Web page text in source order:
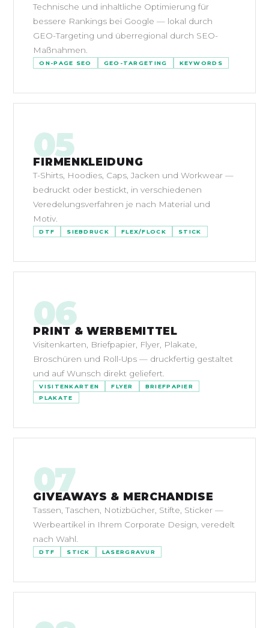
Technische und inhaltliche Optimierung für
bessere Rankings bei Google — lokal durch
GEO-Targeting und überregional durch SEO-
Maßnahmen.
ON-PAGE SEO GEO-TARGETING KEYWORDS
05
FIRMENKLEIDUNG
T-Shirts, Hoodies, Caps, Jacken und Workwear —
bedruckt oder bestickt, in verschiedenen
Veredelungsverfahren je nach Material und
Motiv.
DTF SIEBDRUCK FLEX/FLOCK STICK
06
PRINT & WERBEMITTEL
Visitenkarten, Briefpapier, Flyer, Plakate,
Broschüren und Roll-Ups — druckfertig gestaltet
und auf Wunsch direkt geliefert.
VISITENKARTEN FLYER
BRIEFPAPIER
PLAKATE
07
GIVEAWAYS & MERCHANDISE
Tassen, Taschen, Notizbücher, Stifte, Sticker —
Werbeartikel in Ihrem Corporate Design, veredelt
nach Wahl.
DTF STICK LASERGRAVUR